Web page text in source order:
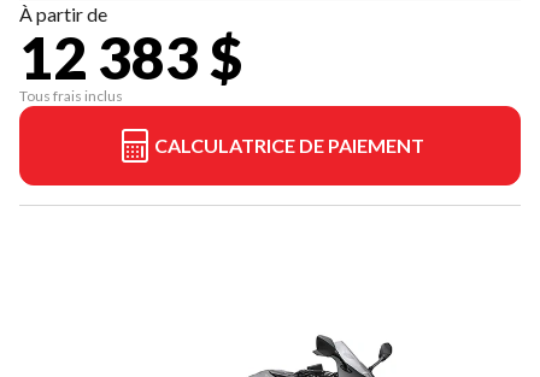
À partir de
12 383 $
Tous frais inclus
CALCULATRICE DE PAIEMENT